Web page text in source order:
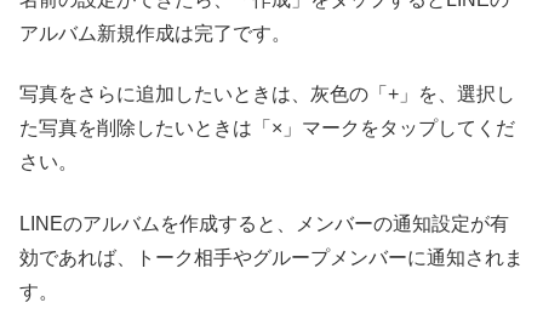
アルバム新規作成は完了です。
写真をさらに追加したいときは、灰色の「+」を、選択し
た写真を削除したいときは「×」マークをタップしてくだ
さい。
LINEのアルバムを作成すると、メンバーの通知設定が有
効であれば、トーク相手やグループメンバーに通知されま
す。